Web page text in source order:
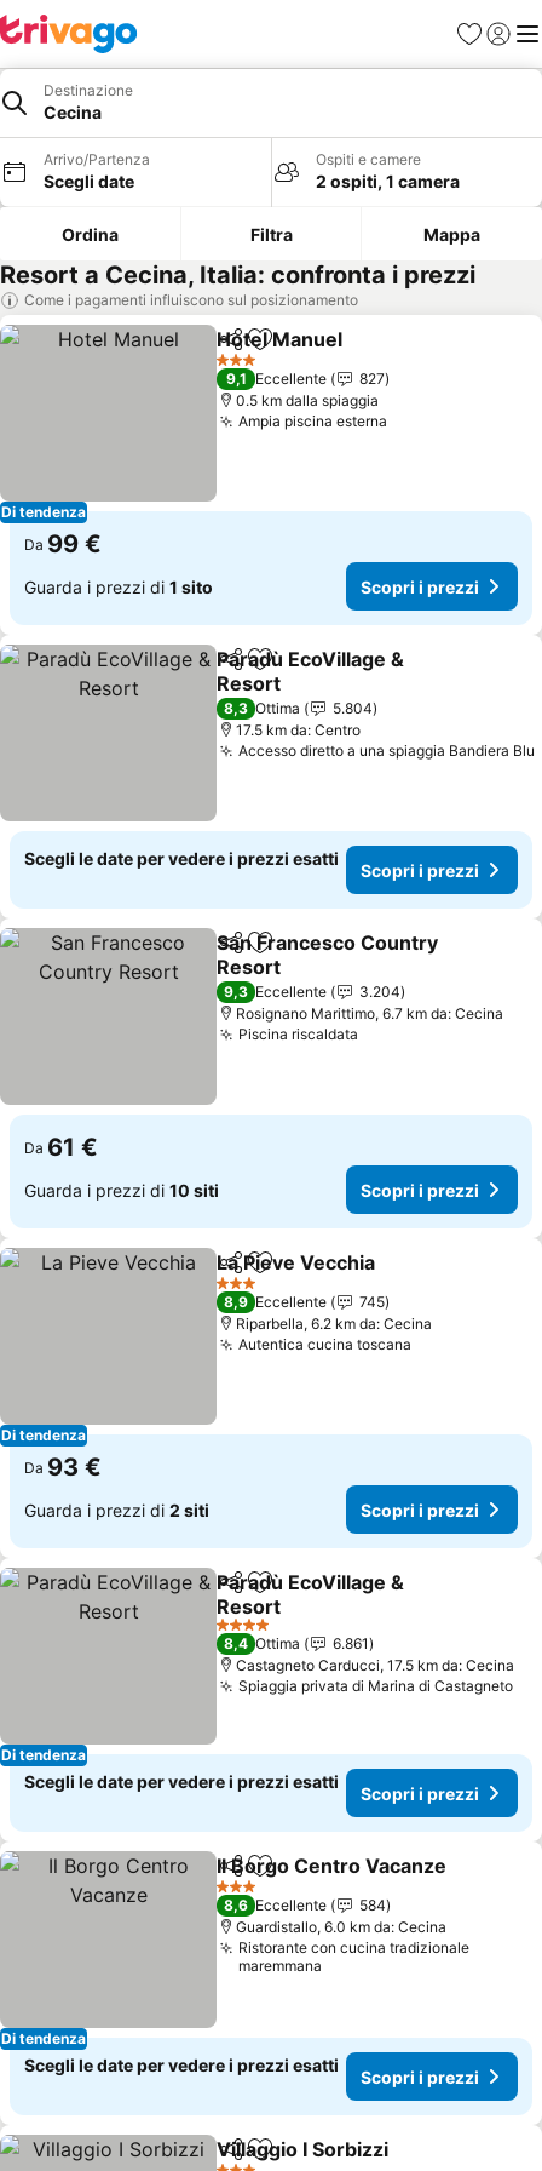
PreferitiAccedi
Destinazione
Cecina
Arrivo/Partenza
Scegli date
Ospiti e camere
2 ospiti, 1 camera
Ordina Filtra Mappa
Resort a Cecina, Italia: confronta i prezzi
Come i pagamenti influiscono sul posizionamento
Di tendenza
CondividiAggiungi ai preferiti
Hotel Manuel
3 Stelle
9,1 Eccellente
827
0.5 km dalla spiaggia
Ampia piscina esterna
Da 99 €
Guarda i prezzi di 1 sito Scopri i prezzi
CondividiAggiungi ai preferiti
Paradù EcoVillage &
Resort
Scopri i prezzi
8,3 Ottima
5.804
17.5 km da: Centro
Accesso diretto a una spiaggia Bandiera Blu
Scegli le date per vedere i prezzi esatti
Scopri i prezzi
CondividiAggiungi ai preferiti
San Francesco Country
Resort
Scopri i prezzi
9,3 Eccellente
3.204
Rosignano Marittimo, 6.7 km da: Cecina
Piscina riscaldata
Da 61 €
Guarda i prezzi di 10 siti Scopri i prezzi
Di tendenza
CondividiAggiungi ai preferiti
La Pieve Vecchia
3 Stelle
8,9 Eccellente
745
Riparbella, 6.2 km da: Cecina
Autentica cucina toscana
Da 93 €
Guarda i prezzi di 2 siti Scopri i prezzi
Di tendenza
CondividiAggiungi ai preferiti
Paradù EcoVillage &
Resort
Scopri i prezzi
4 Stelle
8,4 Ottima
6.861
Castagneto Carducci, 17.5 km da: Cecina
Spiaggia privata di Marina di Castagneto
Scegli le date per vedere i prezzi esatti
Scopri i prezzi
Di tendenza
CondividiAggiungi ai preferiti
Il Borgo Centro Vacanze
3 Stelle
8,6 Eccellente
584
Guardistallo, 6.0 km da: Cecina
Ristorante con cucina tradizionale
maremmana
Scegli le date per vedere i prezzi esatti
Scopri i prezzi
CondividiAggiungi ai preferiti
Villaggio I Sorbizzi